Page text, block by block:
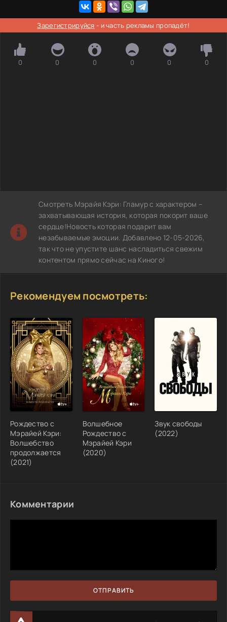
Зарегистрируйся - и часть рекламы пропадёт!
0 0 0 0 0 0
Смотреть Мэрайя Кэри: Гламур с характером –
захватывающая история, которая покорит ваше
сердце!Новость которая подарит вам
незабываемые эмоции. Добавлено 12-05-2026,
так что не упустите шанс насладиться свежим
контентом прямо сейчас на Киного!
Рекомендуем посмотреть:
Рождество с
Мэрайей Кэри:
Волшебство
продолжается
(2021)
Волшебное
Рождество с
Мэрайей Кэри
(2020)
Звук свободы
(2022)
Комментарии
ОТПРАВИТЬ